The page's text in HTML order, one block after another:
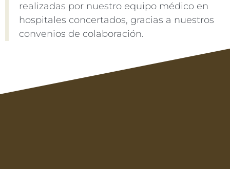
realizadas por nuestro equipo médico en
hospitales concertados, gracias a nuestros
convenios de colaboración.